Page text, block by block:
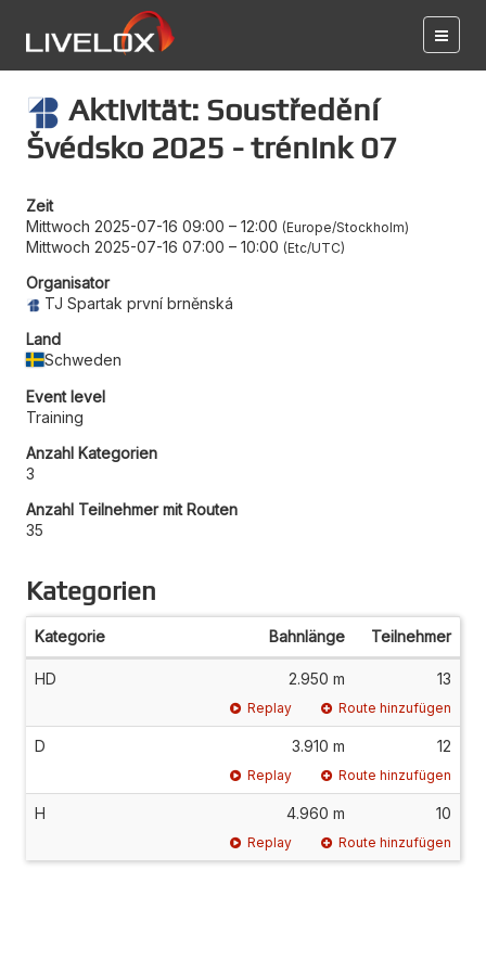
Aktivität: Soustředění
Švédsko 2025 - trénink 07
Zeit
Mittwoch 2025-07-16 09:00 – 12:00 Europe/Stockholm
Mittwoch 2025-07-16 07:00 – 10:00 Etc/UTC
Organisator
TJ Spartak první brněnská
Land
Schweden
Event level
Training
Anzahl Kategorien
3
Anzahl Teilnehmer mit Routen
35
Kategorien
Kategorie Bahnlänge Teilnehmer
HD 2.950 m 13
Replay Route hinzufügen
D 3.910 m 12
Replay Route hinzufügen
H 4.960 m 10
Replay Route hinzufügen